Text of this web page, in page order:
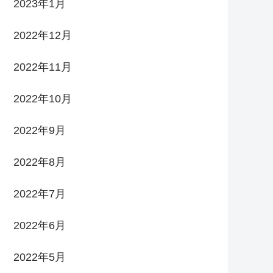
2023年1月
2022年12月
2022年11月
2022年10月
2022年9月
2022年8月
2022年7月
2022年6月
2022年5月